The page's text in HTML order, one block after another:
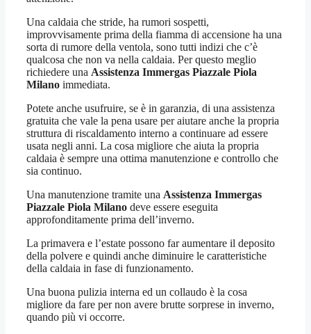
Una caldaia che stride, ha rumori sospetti,
improvvisamente prima della fiamma di accensione ha una
sorta di rumore della ventola, sono tutti indizi che c’è
qualcosa che non va nella caldaia. Per questo meglio
richiedere una Assistenza Immergas Piazzale Piola
Milano immediata.
Potete anche usufruire, se è in garanzia, di una assistenza
gratuita che vale la pena usare per aiutare anche la propria
struttura di riscaldamento interno a continuare ad essere
usata negli anni. La cosa migliore che aiuta la propria
caldaia è sempre una ottima manutenzione e controllo che
sia continuo.
Una manutenzione tramite una Assistenza Immergas
Piazzale Piola Milano deve essere eseguita
approfonditamente prima dell’inverno.
La primavera e l’estate possono far aumentare il deposito
della polvere e quindi anche diminuire le caratteristiche
della caldaia in fase di funzionamento.
Una buona pulizia interna ed un collaudo è la cosa
migliore da fare per non avere brutte sorprese in inverno,
quando più vi occorre.